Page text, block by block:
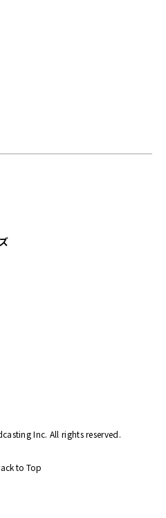
Inc. All rights reserved.
to Top